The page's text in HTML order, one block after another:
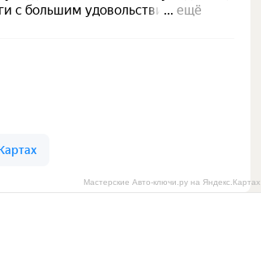
Мастерские Авто-ключи.ру на Яндекс.Картах